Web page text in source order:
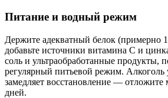
Питание и водный режим
Держите адекватный белок (примерно
добавьте источники витамина C и
соль и ультраобработанные продукты,
регулярный питьевой режим. Алкоголь
замедляет восстановление —
дней.